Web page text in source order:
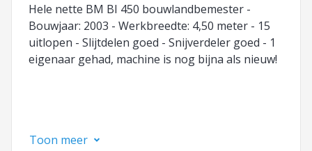
Hele nette BM BI 450 bouwlandbemester -
Bouwjaar: 2003 - Werkbreedte: 4,50 meter - 15
uitlopen - Slijtdelen goed - Snijverdeler goed - 1
eigenaar gehad, machine is nog bijna als nieuw!
Toon meer